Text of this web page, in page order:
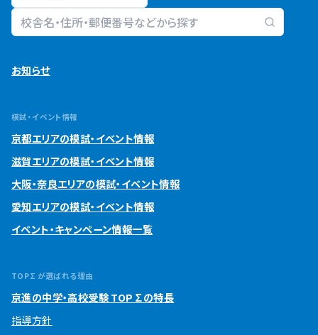
校舎検索
お知らせ
模試・イベント情報
京都エリアの模試・イベント情報
滋賀エリアの模試・イベント情報
大阪・奈良エリアの模試・イベント情報
愛知エリアの模試・イベント情報
イベント・キャンペーン情報一覧
TOP∑が選ばれる理由
京進の中学・高校受験 TOP∑の特長
指導方針